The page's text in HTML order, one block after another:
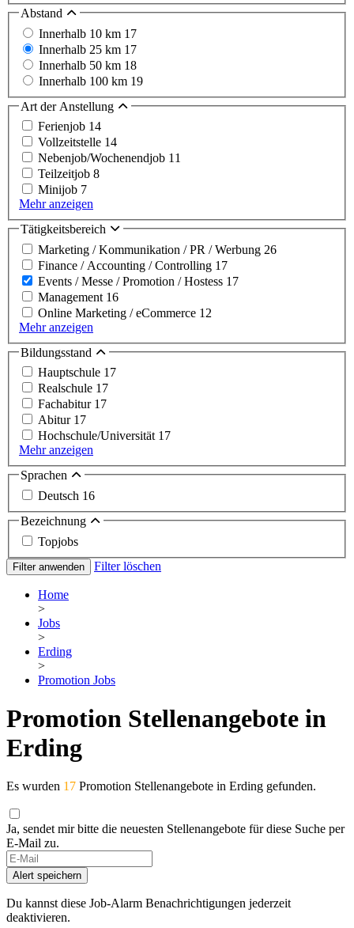
Abstand
Innerhalb 10 km 17
Innerhalb 25 km 17
Innerhalb 50 km 18
Innerhalb 100 km 19
Art der Anstellung
Ferienjob 14
Vollzeitstelle 14
Nebenjob/Wochenendjob 11
Teilzeitjob 8
Minijob 7
Mehr anzeigen
Tätigkeitsbereich
Marketing / Kommunikation / PR / Werbung 26
Finance / Accounting / Controlling 17
Events / Messe / Promotion / Hostess 17
Management 16
Online Marketing / eCommerce 12
Mehr anzeigen
Bildungsstand
Hauptschule 17
Realschule 17
Fachabitur 17
Abitur 17
Hochschule/Universität 17
Mehr anzeigen
Sprachen
Deutsch 16
Bezeichnung
Topjobs
Filter anwenden Filter löschen
Home
>
Jobs
>
Erding
>
Promotion Jobs
Promotion Stellenangebote in
Erding
Es wurden 17 Promotion Stellenangebote in Erding gefunden.
Ja, sendet mir bitte die neuesten Stellenangebote für diese Suche per
E-Mail zu.
Alert speichern
Du kannst diese Job-Alarm Benachrichtigungen jederzeit
deaktivieren.